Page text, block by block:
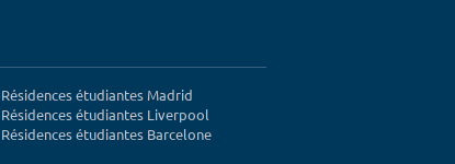
Résidences étudiantes Madrid
Résidences étudiantes Liverpool
Résidences étudiantes Barcelone